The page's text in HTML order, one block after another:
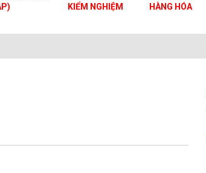
KIỂM NGHIỆM
HÀNG HÓA